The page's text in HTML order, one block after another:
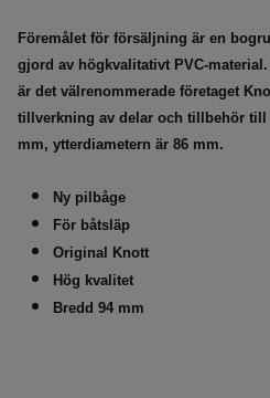
Föremålet för försäljning är en
gjord av högkvalitativt PVC-
är det välrenommerade företaget
tillverkning av delar och tillbehör till
mm, ytterdiametern är 86 mm.
Ny pilbåge
För båtsläp
Original Knott
Hög kvalitet
Bredd 94 mm